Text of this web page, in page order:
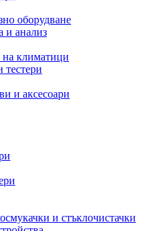
оборудване
и анализ
на климатици
тестери
и аксесоари
и стъклочистачки